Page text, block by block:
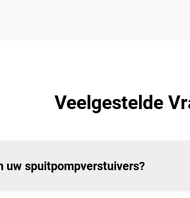
Veelgestelde
uw spuitpompverstuivers?